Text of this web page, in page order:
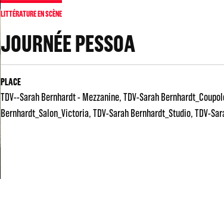
LITTÉRATURE EN SCÈNE
JOURNÉE PESSOA
PLACE
TDV--Sarah Bernhardt - Mezzanine TDV-Sarah
Bernhardt_Salon_Victoria TDV-Sarah Bernhardt_Studio TDV-